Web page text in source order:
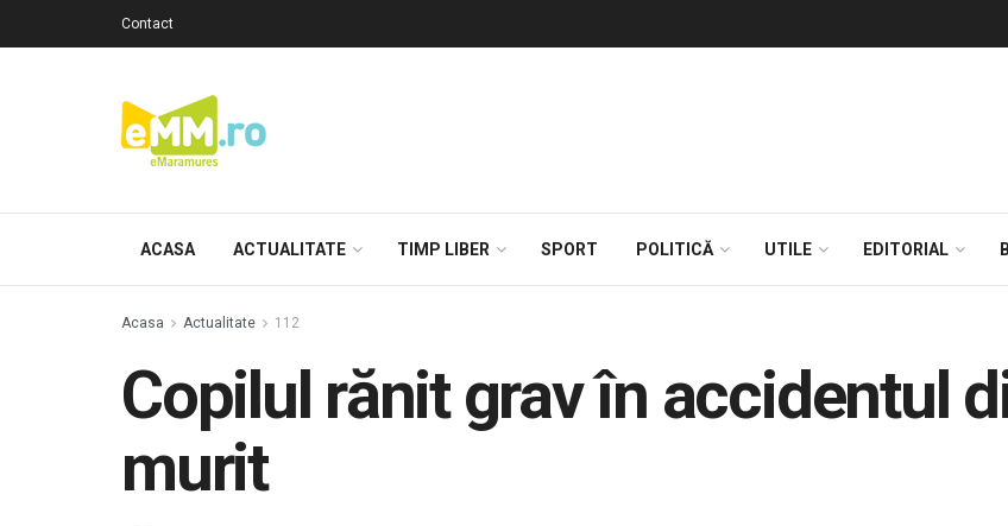
Contact
ACASA ACTUALITATE TIMP LIBER SPORT POLITICĂ UTILE EDITORIAL
Acasa Actualitate 112
Copilul rănit grav în accidentul
murit